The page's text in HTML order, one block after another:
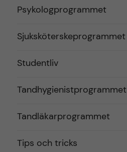
Psykologprogrammet
Sjuksköterskeprogrammet
Studentliv
Tandhygienistprogrammet
Tandläkarprogrammet
Tips och tricks